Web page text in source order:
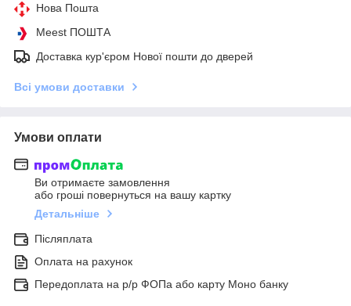
Нова Пошта
Meest ПОШТА
Доставка кур'єром Нової пошти до дверей
Всі умови доставки
Умови оплати
Ви отримаєте замовлення
або гроші повернуться на вашу картку
Детальніше
Післяплата
Оплата на рахунок
Передоплата на р/р ФОПа або карту Моно банку